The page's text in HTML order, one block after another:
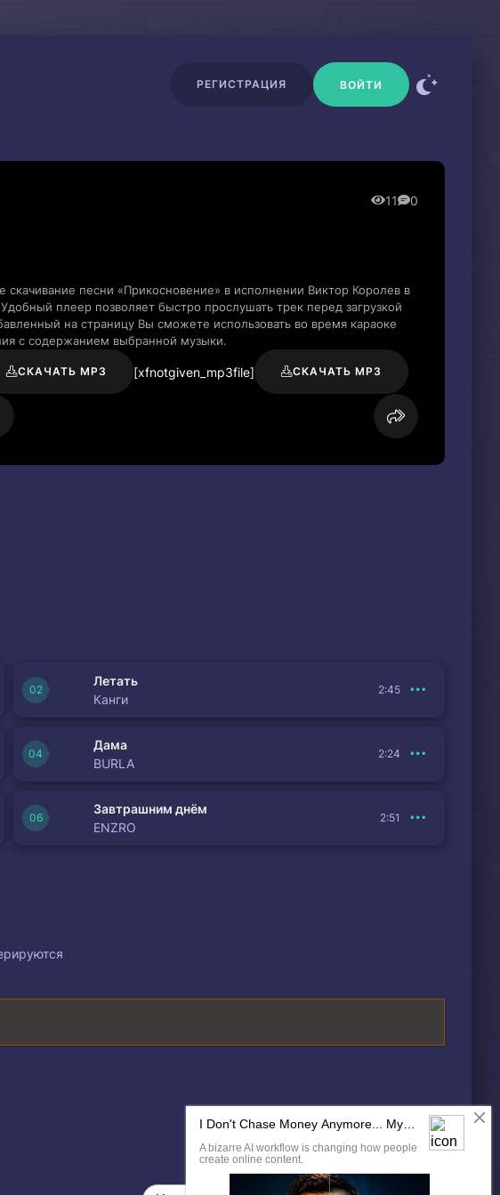
РЕГИСТРАЦИЯ ВОЙТИ
11 0
скачивание песни «Прикосновение» в исполнении Виктор Королев в
плеер позволяет быстро прослушать трек перед загрузкой
на страницу Вы сможете использовать во время караоке
с содержанием выбранной музыки.
СКАЧАТЬ MP3 [xfnotgiven_mp3file] СКАЧАТЬ MP3
Летать
Канги
2:45
Дама
BURLA
2:24
Завтрашним днём
ENZRO
2:51